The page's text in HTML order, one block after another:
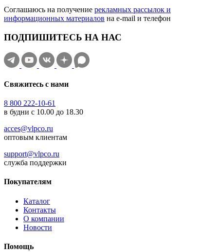
Соглашаюсь на получение рекламных рассылок и
информационных материалов на e‑mail и телефон
ПОДПИШИТЕСЬ НА НАС
Свяжитесь с нами
8 800 222-10-61
в будни с 10.00 до 18.30
acces@vlpco.ru
оптовым клиентам
support@vlpco.ru
служба поддержки
Покупателям
Каталог
Контакты
О компании
Новости
Помощь